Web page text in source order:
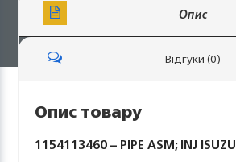
Опис
Відгуки (0)
Опис товару
1154113460 – PIPE ASM; INJ ISUZU